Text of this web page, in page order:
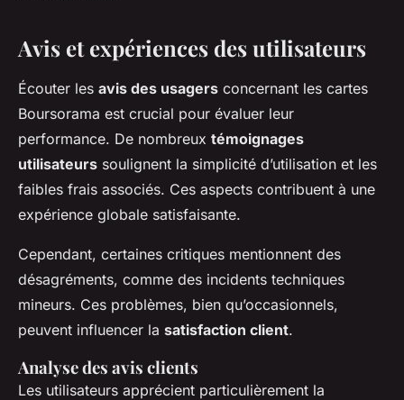
Avis et expériences des utilisateurs
Écouter les avis des usagers concernant les cartes
Boursorama est crucial pour évaluer leur
performance. De nombreux témoignages
utilisateurs soulignent la simplicité d’utilisation et les
faibles frais associés. Ces aspects contribuent à une
expérience globale satisfaisante.
Cependant, certaines critiques mentionnent des
désagréments, comme des incidents techniques
mineurs. Ces problèmes, bien qu’occasionnels,
peuvent influencer la satisfaction client.
Analyse des avis clients
Les utilisateurs apprécient particulièrement la